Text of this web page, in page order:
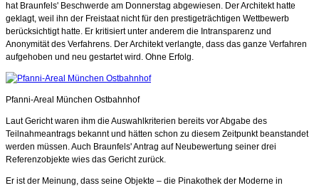
hat Braunfels' Beschwerde am Donnerstag abgewiesen. Der Architekt hatte
geklagt, weil ihn der Freistaat nicht für den prestigeträchtigen Wettbewerb
berücksichtigt hatte. Er kritisiert unter anderem die Intransparenz und
Anonymität des Verfahrens. Der Architekt verlangte, dass das ganze Verfahren
aufgehoben und neu gestartet wird. Ohne Erfolg.
Pfanni-Areal München Ostbahnhof
Laut Gericht waren ihm die Auswahlkriterien bereits vor Abgabe des
Teilnahmeantrags bekannt und hätten schon zu diesem Zeitpunkt beanstandet
werden müssen. Auch Braunfels' Antrag auf Neubewertung seiner drei
Referenzobjekte wies das Gericht zurück.
Er ist der Meinung, dass seine Objekte – die Pinakothek der Moderne in